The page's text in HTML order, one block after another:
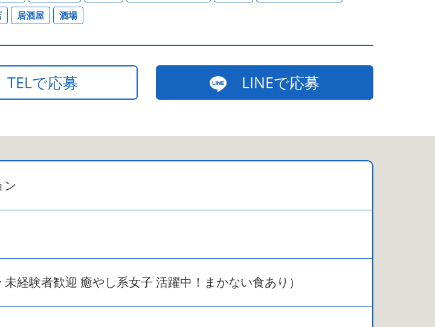
居酒屋 酒場
TELで応募 LINEで応募
ン
経験者歓迎 癒やし系女子 活躍中！まかない食あり）